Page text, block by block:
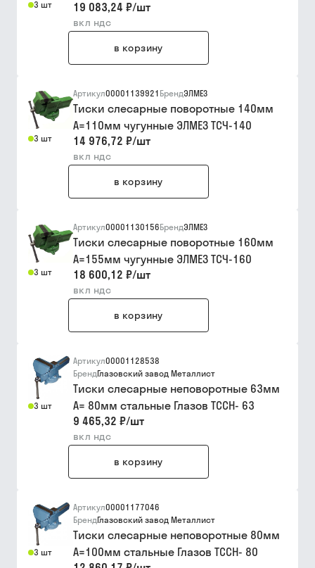
3 шт 19 083,24 ₽/шт
вкл ндс
в корзину
3 шт
Артикул00001139921 БрендЭЛМЕЗ
Тиски слесарные поворотные 140мм
А=110мм чугунные ЭЛМЕЗ ТСЧ-140
14 976,72 ₽/шт
вкл ндс
в корзину
3 шт
Артикул00001130156БрендЭЛМЕЗ
Тиски слесарные поворотные 160мм
А=155мм чугунные ЭЛМЕЗ ТСЧ-160
18 600,12 ₽/шт
вкл ндс
в корзину
3 шт
Артикул00001128538
БрендГлазовский завод Металлист
Тиски слесарные неповоротные 63мм
А= 80мм стальные Глазов ТССН- 63
9 465,32 ₽/шт
вкл ндс
в корзину
3 шт
Артикул00001177046
БрендГлазовский завод Металлист
Тиски слесарные неповоротные 80мм
А=100мм стальные Глазов ТССН- 80